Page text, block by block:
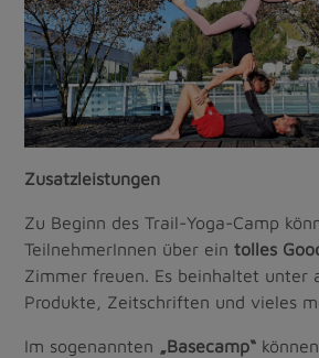
Zusatzleistungen
Zu Beginn des Trail-Yoga-Camp
TeilnehmerInnen über ein tolles
Zimmer freuen. Es beinhaltet unter
Produkte, Zeitschriften und vieles
Im sogenannten „Basecamp“